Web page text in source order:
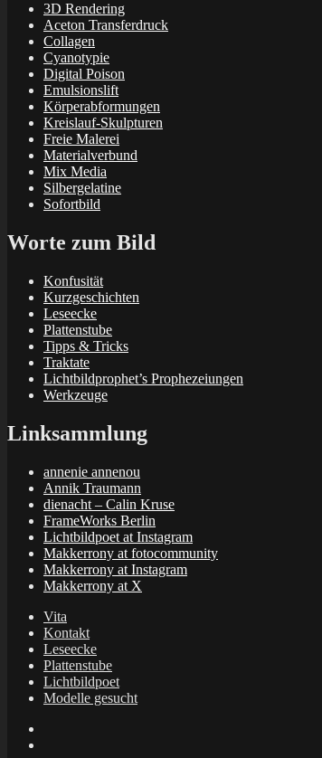
3D Rendering
Aceton Transferdruck
Collagen
Cyanotypie
Digital Poison
Emulsionslift
Körperabformungen
Kreislauf-Skulpturen
Freie Malerei
Materialverbund
Mix Media
Silbergelatine
Sofortbild
Worte zum Bild
Konfusität
Kurzgeschichten
Leseecke
Plattenstube
Tipps & Tricks
Traktate
Lichtbildprophet’s Prophezeiungen
Werkzeuge
Linksammlung
annenie annenou
Annik Traumann
dienacht – Calin Kruse
FrameWorks Berlin
Lichtbildpoet at Instagram
Makkerrony at fotocommunity
Makkerrony at Instagram
Makkerrony at X
Vita
Kontakt
Leseecke
Plattenstube
Lichtbildpoet
Modelle gesucht